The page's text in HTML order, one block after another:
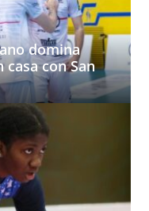
domina
con San